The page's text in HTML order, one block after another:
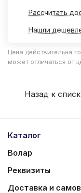
Рассчитать
Нашли
Цена действительна
может отличаться от
Назад к
Каталог
Волар
Реквизиты
Доставка и